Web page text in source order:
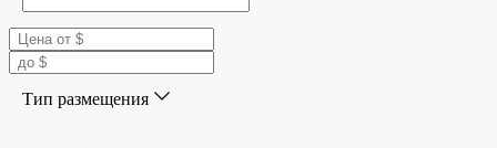
Тип размещения